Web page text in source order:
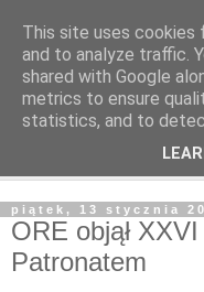
piątek, 13 stycznia
ORE objął
Patronatem
This site uses cookies
and to analyze traffic.
shared with Google
metrics to ensure
statistics, and to